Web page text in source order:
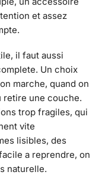
et assez
il faut aussi
Un choix
marche, quand on
retire une couche.
trop fragiles, qui
vite
lisibles, des
a reprendre, on
naturelle.